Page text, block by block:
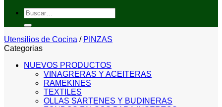
Buscar
por:
Utensilios de Cocina / PINZAS
Categorias
NUEVOS PRODUCTOS
VINAGRERAS Y ACEITERAS
RAMEKINES
TEXTILES
OLLAS SARTENES Y BUDINERAS